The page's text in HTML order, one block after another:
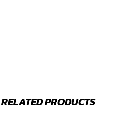
RELATED PRODUCTS